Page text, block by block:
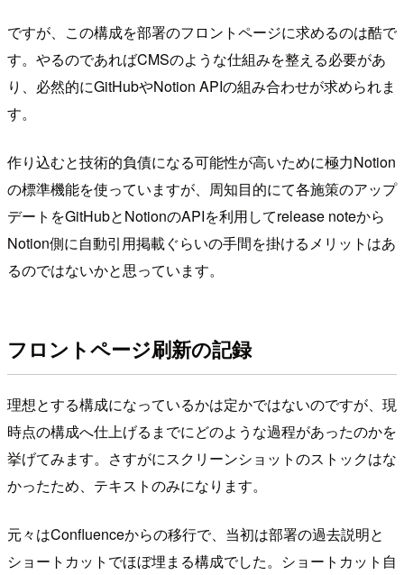
ですが、この構成を部署のフロントページに求めるのは酷で
す。やるのであればCMSのような仕組みを整える必要があ
り、必然的にGitHubやNotion APIの組み合わせが求められま
す。
作り込むと技術的負債になる可能性が高いために極力Notion
の標準機能を使っていますが、周知目的にて各施策のアップ
デートをGitHubとNotionのAPIを利用してrelease noteから
Notion側に自動引用掲載ぐらいの手間を掛けるメリットはあ
るのではないかと思っています。
フロントページ刷新の記録
理想とする構成になっているかは定かではないのですが、現
時点の構成へ仕上げるまでにどのような過程があったのかを
挙げてみます。さすがにスクリーンショットのストックはな
かったため、テキストのみになります。
元々はConfluenceからの移行で、当初は部署の過去説明と
ショートカットでほぼ埋まる構成でした。ショートカット自